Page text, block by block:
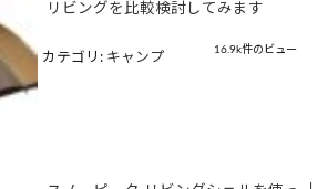
リビングを比較検討してみます
16.9k件のビュー
カテゴリ: キャンプ